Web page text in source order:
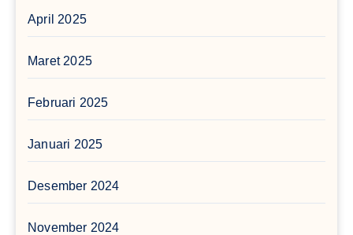
April 2025
Maret 2025
Februari 2025
Januari 2025
Desember 2024
November 2024